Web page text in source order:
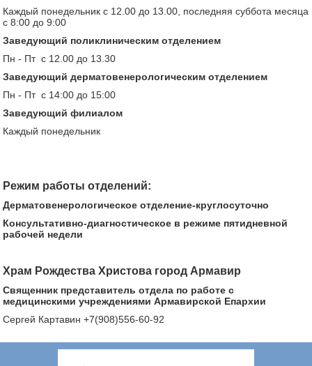
Каждый понедельник с 12.00 до 13.00, последняя суббота месяца
с 8:00 до 9:00
Заведующий поликлиническим отделением
Пн - Пт с 12.00 до 13.30
Заведующий дерматовенерологическим отделением
Пн - Пт с 14:00 до 15:00
Заведующий филиалом
Каждый понедельник
Режим работы отделений:
Дерматовенерологическое отделение-круглосуточно
Консультативно-диагностическое в режиме пятидневной
рабочей недели
Храм Рождества Христова город Армавир
Священник представитель отдела по работе с
медицинскими учреждениями Армавирской Епархии
Сергей Картавин +7(908)556-60-92